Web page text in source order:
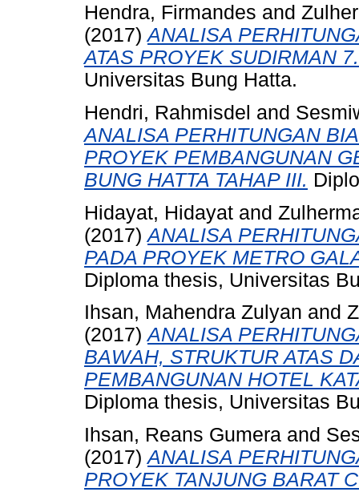
Hendra, Firmandes and
(2017)ANALISA
ATAS PROYEK SUDIRMAN
Universitas Bung Hatta.
Hendri, Rahmisdel and
ANALISA PERHITUNGAN
PROYEK PEMBANGUNAN
BUNG HATTA TAHAP III.
Hidayat, Hidayat and
(2017)ANALISA
PADA PROYEK METRO
Diploma thesis, Universitas
Ihsan, Mahendra Zulyan and
(2017)ANALISA
BAWAH, STRUKTUR ATAS
PEMBANGUNAN HOTEL
Diploma thesis, Universitas
Ihsan, Reans Gumera and
(2017)ANALISA
PROYEK TANJUNG BARAT